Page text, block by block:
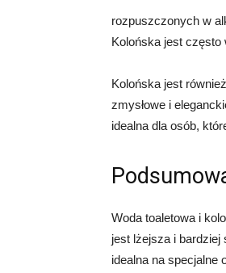
rozpuszczonych w
Kolońska jest często
Kolońska jest
zmysłowe i
idealna dla osób,
Woda toaletowa i
jest lżejsza i bardziej
idealna na specjalne